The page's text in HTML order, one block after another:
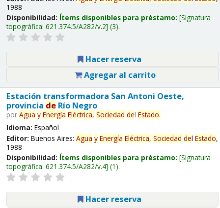
1988
Disponibilidad: Ítems disponibles para préstamo: Signatura
topográfica: 621.374.5/A282/v.2 (3).
Hacer reserva
Agregar al carrito
Estación transformadora San Antoni Oeste,
provincia deRío Negro
por Agua y Energía Eléctrica, Sociedad del Estado.
Idioma: Español
Editor: Buenos Aires: Agua y Energía Eléctrica, Sociedad del Estado,
1988
Disponibilidad: Ítems disponibles para préstamo: Signatura
topográfica: 621.374.5/A282/v.4 (1).
Hacer reserva